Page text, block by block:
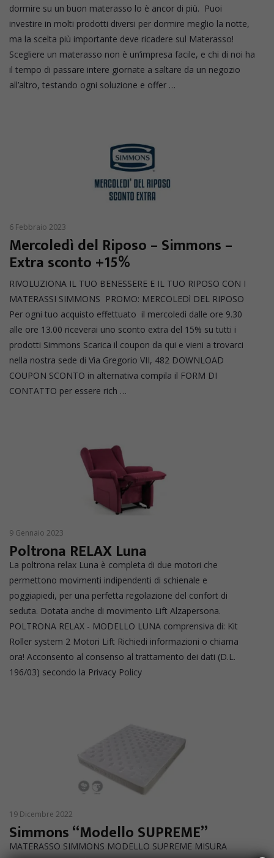
dormire su un buon materasso lo è ancor di più. Puoi
investire in molti prodotti diversi per dormire meglio la notte,
ma la scelta più importante deve ricadere sul Materasso!
Scegliere un materasso non è un’impresa facile, e chi di noi ha
il tempo di passare intere giornate a saltare da un negozio
all’altro, testando ogni soluzione e offer …
6 Febbraio 2023
Mercoledì del Riposo – Simmons –
Extra sconto +15%
RIVOLUZIONA IL TUO BENESSERE E IL TUO RIPOSO CON I
MATERASSI SIMMONS PROMO: MERCOLEDì DEL RIPOSO
Per ogni tuo acquisto effettuato il mercoledì dalle ore 9.30
alle ore 13.00 riceverai uno sconto extra del 15% su tutti i
prodotti Simmons Scarica il coupon da qui e vieni a trovarci
nella nostra sede di Via Gregorio VII, 482 DOWNLOAD
COUPON SCONTO in alternativa compila il FORM DI
CONTATTO per essere rich …
9 Gennaio 2023
Poltrona RELAX Luna
La poltrona relax Luna è completa di due motori che
permettono movimenti indipendenti di schienale e
poggiapiedi, per una perfetta regolazione del confort di
seduta. Dotata anche di movimento Lift Alzapersona.
POLTRONA RELAX - MODELLO LUNA comprensiva di: Kit
Roller system 2 Motori Lift Richiedi informazioni o chiama
ora! Acconsento al consenso al trattamento dei dati (D.L.
196/03) secondo la Privacy Policy
19 Dicembre 2022
Simmons “Modello SUPREME”
MATERASSO SIMMONS MODELLO SUPREME MISURA